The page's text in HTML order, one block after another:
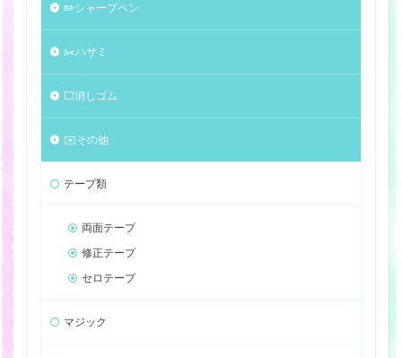
✏️シャープペン
✂️ハサミ
⬜️消しゴム
✉️その他
テープ類
両面テープ
修正テープ
セロテープ
マジック